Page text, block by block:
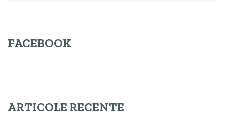
FACEBOOK
ARTICOLE RECENTE